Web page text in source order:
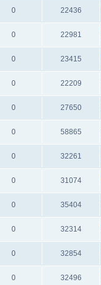
0 22436
0 22981
0 23415
0 22209
0 27650
0 58865
0 32261
0 31074
0 35404
0 32314
0 32854
0 32496